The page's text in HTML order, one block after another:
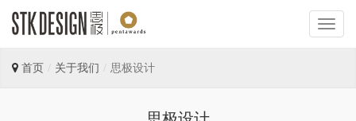
首页 关于我们 思极设计